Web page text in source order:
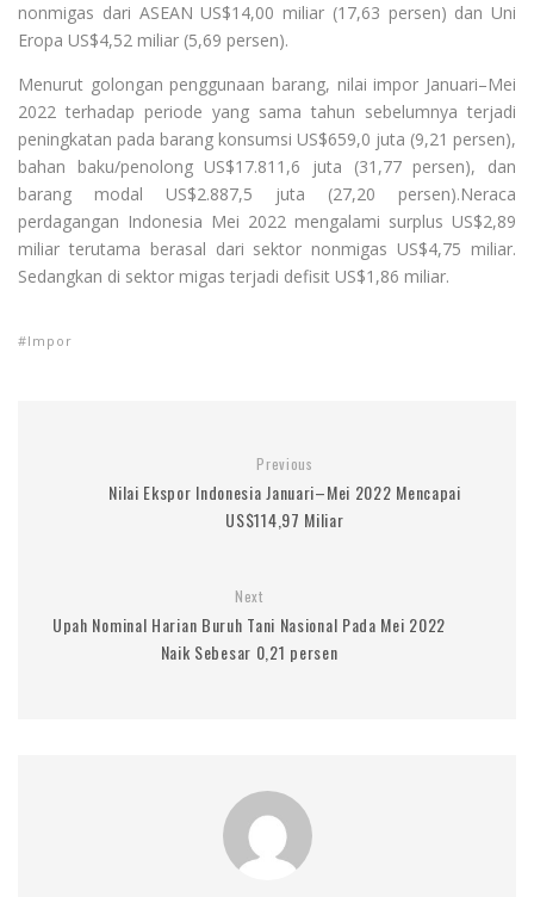
nonmigas dari ASEAN US$14,00 miliar (17,63 persen) dan Uni
Eropa US$4,52 miliar (5,69 persen).
Menurut golongan penggunaan barang, nilai impor Januari–Mei
2022 terhadap periode yang sama tahun sebelumnya terjadi
peningkatan pada barang konsumsi US$659,0 juta (9,21 persen),
bahan baku/penolong US$17.811,6 juta (31,77 persen), dan
barang modal US$2.887,5 juta (27,20 persen).Neraca
perdagangan Indonesia Mei 2022 mengalami surplus US$2,89
miliar terutama berasal dari sektor nonmigas US$4,75 miliar.
Sedangkan di sektor migas terjadi defisit US$1,86 miliar.
Impor
Previous
Nilai Ekspor Indonesia Januari–Mei 2022 Mencapai
US$114,97 Miliar
Next
Upah Nominal Harian Buruh Tani Nasional Pada Mei 2022
Naik Sebesar 0,21 persen